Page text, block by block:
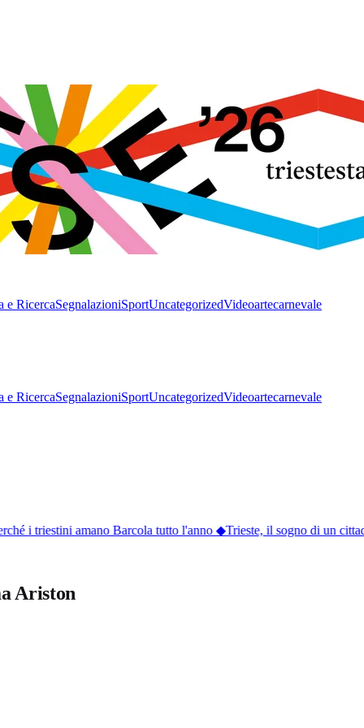
e RicercaSegnalazioniSportUncategorizedVideoartecarnevale
e RicercaSegnalazioniSportUncategorizedVideoartecarnevale
i triestini amano Barcola tutto l'anno◆Trieste, il sogno di un
Ariston